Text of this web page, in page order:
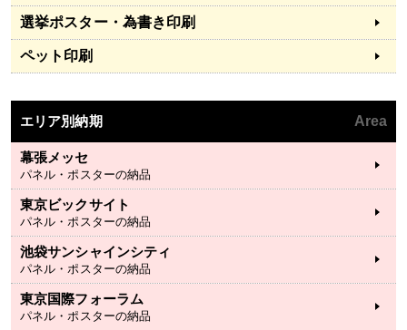
選挙ポスター・為書き印刷
ペット印刷
エリア別納期 Area
幕張メッセ
パネル・ポスターの納品
東京ビックサイト
パネル・ポスターの納品
池袋サンシャインシティ
パネル・ポスターの納品
東京国際フォーラム
パネル・ポスターの納品